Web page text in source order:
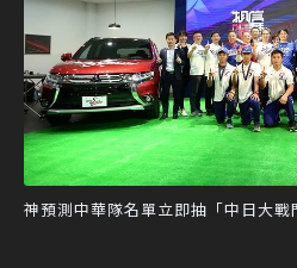
神預測中華隊名單立即抽「中日大